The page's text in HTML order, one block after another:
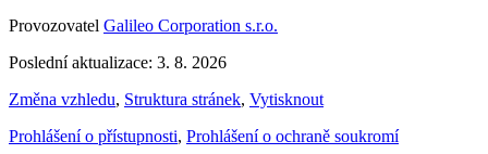
Provozovatel Galileo Corporation s.r.o.
Poslední aktualizace: 3. 8. 2026
Změna vzhledu, Struktura stránek, Vytisknout
Prohlášení o přístupnosti, Prohlášení o ochraně soukromí